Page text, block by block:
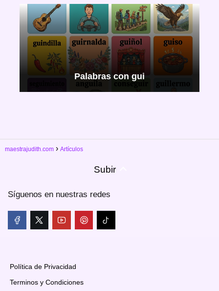
Palabras con gui
maestrajudith.com Artículos
Subir
Síguenos en nuestras redes
Política de Privacidad
Terminos y Condiciones